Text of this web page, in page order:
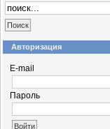
Авторизация
E-mail
Пароль